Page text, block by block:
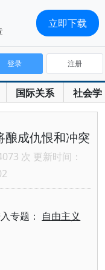
国际关系 社会学
登录 注册
酿成仇恨和冲突
次 更新时间：
专题： 自由主义
立即下载